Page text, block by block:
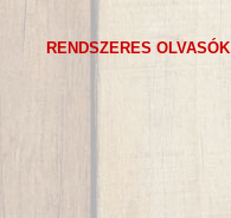
RENDSZERES OLVASÓK